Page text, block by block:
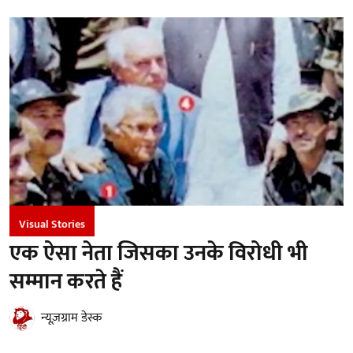
Visual Stories
एक ऐसा नेता जिसका उनके विरोधी भी
सम्मान करते हैं
न्यूज़ग्राम डेस्क